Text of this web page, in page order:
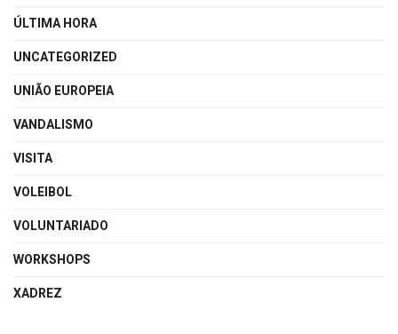
ÚLTIMA HORA
UNCATEGORIZED
UNIÃO EUROPEIA
VANDALISMO
VISITA
VOLEIBOL
VOLUNTARIADO
WORKSHOPS
XADREZ